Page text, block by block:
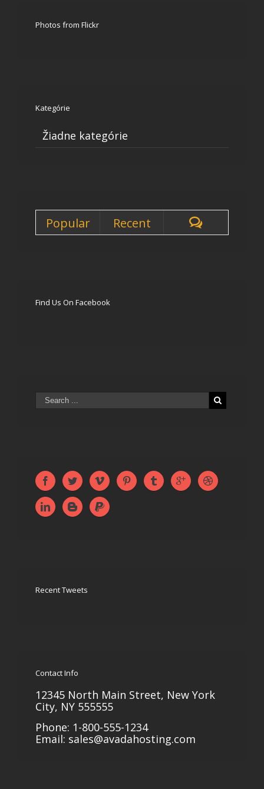
Photos from Flickr
Kategórie
Žiadne kategórie
Popular Recent
Find Us On Facebook
Recent Tweets
Contact Info
12345 North Main Street, New York
City, NY 555555
Phone: 1-800-555-1234
Email: sales@avadahosting.com